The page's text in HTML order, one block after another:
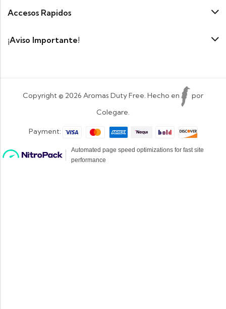
Accesos Rapidos
¡Aviso Importante!
Copyright © 2026 Aromas Duty Free. Hecho en
por
Colegare.
Payment: